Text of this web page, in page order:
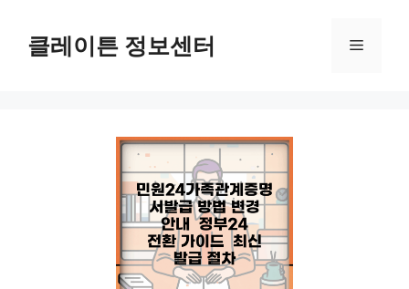
클레이튼 정보센터 메